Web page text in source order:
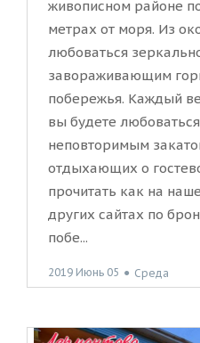
живописном районе
метрах от моря. Из
любоваться
завораживающим
побережья. Каждый
вы будете
неповторимым
отдыхающих о
прочитать как на
других сайтах по
побе...
2019 Июнь 05 ● Среда